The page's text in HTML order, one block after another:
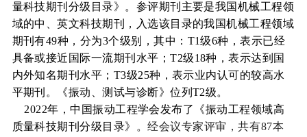
量科技期刊分级目录》。参评期刊主要是我国机械工程领
域的中、英文科技期刊，入选该目录的我国机械工程领域
期刊有49种，分为3个级别，其中： T1级6种，表示已经
具备或接近国际一流期刊水平；T2级18种，表示达到国
内外知名期刊水平； T3级25种，表示业内认可的较高水
平期刊。《振动、测试与诊断》位列T2级。
2022年，中国振动工程学会发布了《振动工程领域高
质量科技期刊分级目录》。经会议专家评审，共有87本